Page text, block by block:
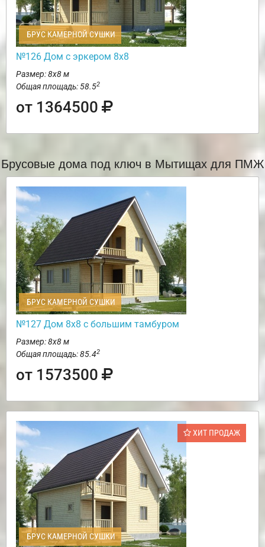
БРУС КАМЕРНОЙ СУШКИ
№126 Дом с эркером 8х8
Размер: 8х8 м
Общая площадь: 58.52
от 1364500
Брусовые дома под ключ в Мытищах для ПМЖ
БРУС КАМЕРНОЙ СУШКИ
№127 Дом 8х8 с большим тамбуром
Размер: 8х8 м
Общая площадь: 85.42
от 1573500
ХИТ ПРОДАЖ
БРУС КАМЕРНОЙ СУШКИ